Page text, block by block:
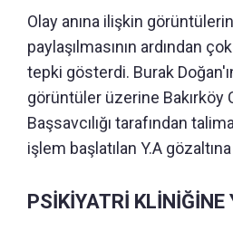
Olay anına ilişkin
paylaşılmasının ardından
tepki gösterdi. Burak
görüntüler üzerine Bakırköy
Başsavcılığı tarafından
işlem başlatılan Y.A gözaltına
PSİKİYATRİ KLİNİĞİNE